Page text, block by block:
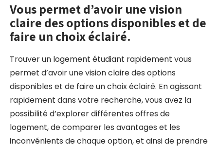
Vous permet d’avoir une vision
claire des options disponibles et de
faire un choix éclairé.
Trouver un logement étudiant rapidement vous
permet d’avoir une vision claire des options
disponibles et de faire un choix éclairé. En agissant
rapidement dans votre recherche, vous avez la
possibilité d’explorer différentes offres de
logement, de comparer les avantages et les
inconvénients de chaque option, et ainsi de prendre